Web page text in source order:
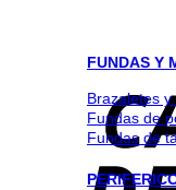
FUNDAS Y
Brazaletes
Fundas de
Fundas de